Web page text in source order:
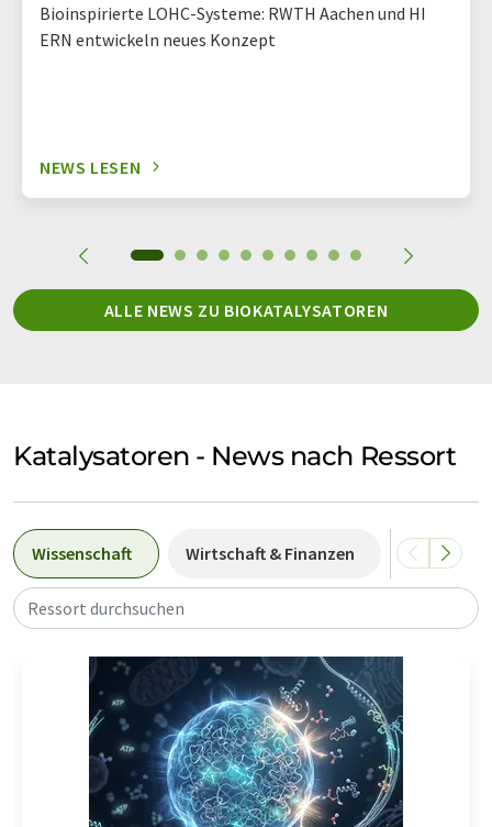
Bioinspirierte LOHC-Systeme: RWTH Aachen und HI
ERN entwickeln neues Konzept
NEWS LESEN
ALLE NEWS ZU BIOKATALYSATOREN
Katalysatoren - News nach Ressort
Wissenschaft Wirtschaft & Finanzen
Ressort durchsuchen